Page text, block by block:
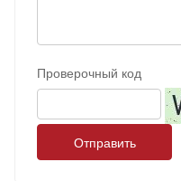
Проверочный код
Отправить